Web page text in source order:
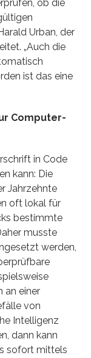
ob die
Urban, der
„Auch die
ist das eine
Computer-
in Code
kann: Die
Jahrzehnte
oft lokal für
bestimmte
musste
werden,
an einer
von
Intelligenz
dann kann
sofort mittels